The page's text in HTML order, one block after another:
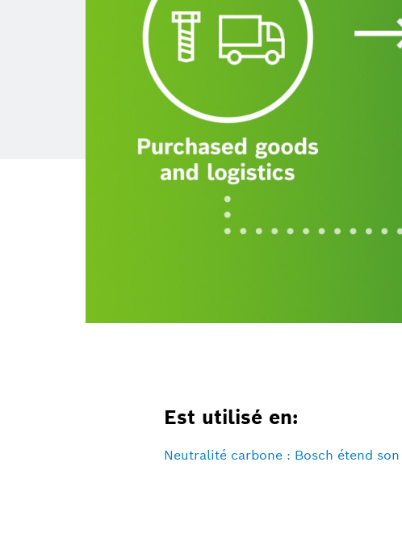
Est utilisé en:
Neutralité carbone : Bosch étend